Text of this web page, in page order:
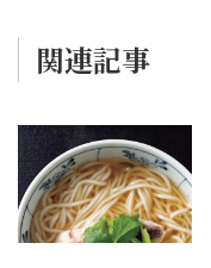
関連記事